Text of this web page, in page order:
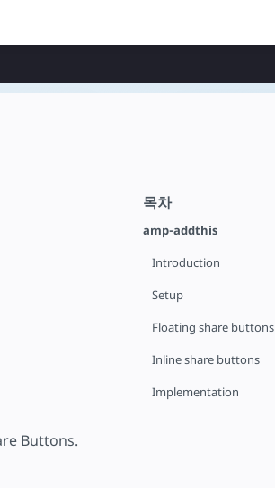
목차
amp-addthis
Introduction
Setup
Floating share buttons
Inline share buttons
Implementation
Buttons.